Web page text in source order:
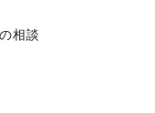
相談